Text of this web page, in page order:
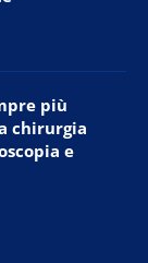
più
chirurgia
e